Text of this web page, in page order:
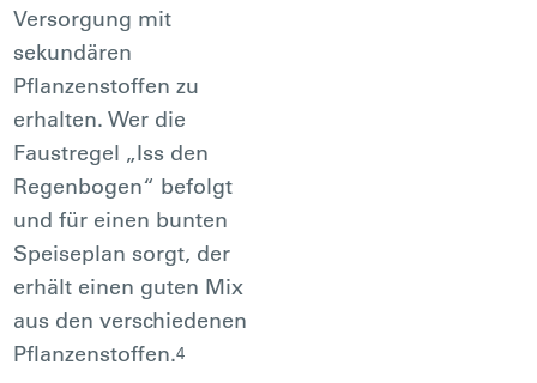
Versorgung mit
sekundären
Pflanzenstoffen zu
erhalten. Wer die
Faustregel „Iss den
Regenbogen“ befolgt
und für einen bunten
Speiseplan sorgt, der
erhält einen guten Mix
aus den verschiedenen
Pflanzenstoffen.4